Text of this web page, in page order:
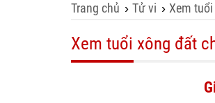
Trang chủ › Tử vi › Xem
Xem tuổi xông đất